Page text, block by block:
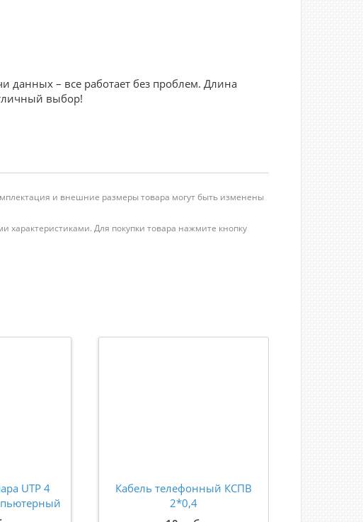
данных – все работает без проблем. Длина
выбор!
и внешние размеры товара могут быть изменены
характеристиками. Для покупки товара нажмите кнопку
UTP 4
Кабель телефонный КСПВ
2*0,4